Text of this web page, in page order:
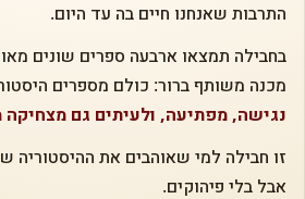
התרבות שאנחנו חיים בה עד היום.
בחבילה תמצאו ארבעה ספרים שונים
מכנה משותף ברור: כולם מספרים
נגישה, מפתיעה, ולעיתים גם מצחיקה
זו חבילה למי שאוהבים את
אבל בלי פיהוקים.